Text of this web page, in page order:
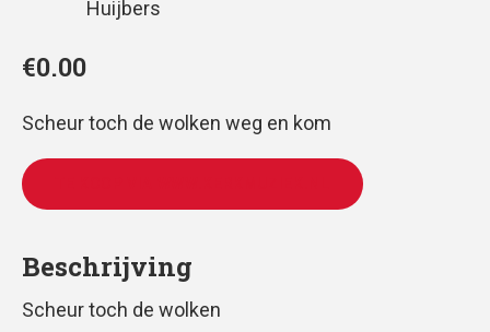
Huijbers
€0.00
Scheur toch de wolken weg en kom
Beschrijving
Scheur toch de wolken